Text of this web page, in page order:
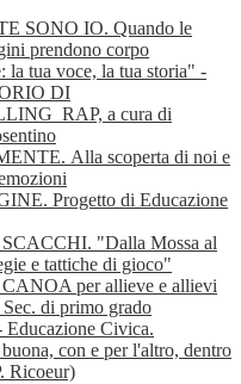
SONO IO. Quando le
prendono corpo
la tua voce, la tua storia" -
DI
a cura di
Alla scoperta di noi e
Progetto di Educazione
"Dalla Mossa al
e tattiche di gioco"
per allieve e allievi
di primo grado
Educazione Civica.
con e per l'altro, dentro
Ricoeur)